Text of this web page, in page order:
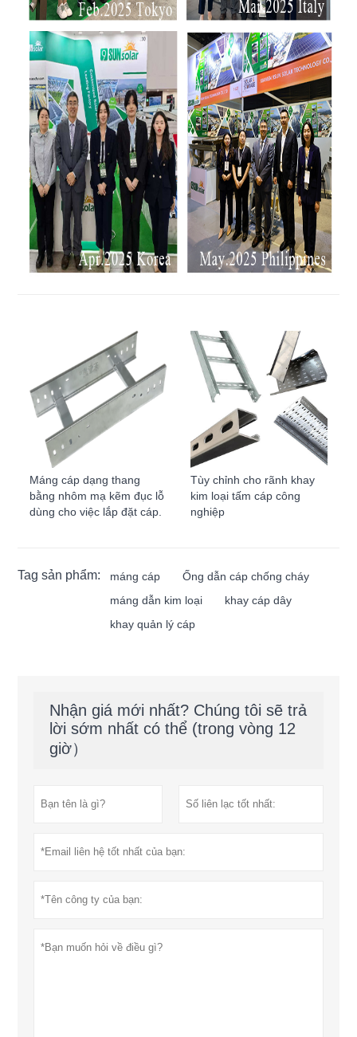
Máng cáp dạng thang
bằng nhôm mạ kẽm đục lỗ
dùng cho việc lắp đặt cáp.
Tùy chỉnh cho rãnh khay
kim loại tấm cáp công
nghiệp
Tag sản phẩm: máng cáp
Ống dẫn cáp chống cháy
máng dẫn kim loại
khay cáp dây
khay quản lý cáp
Nhận giá mới nhất? Chúng tôi sẽ trả
lời sớm nhất có thể (trong vòng 12
giờ）